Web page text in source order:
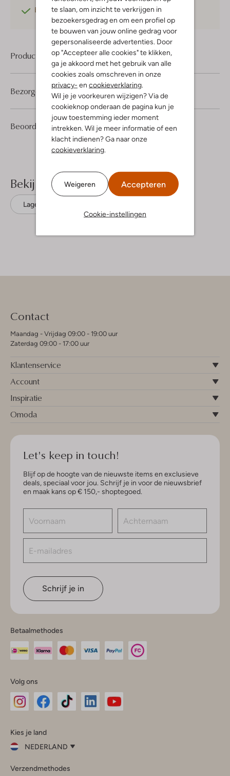
te slaan, om inzicht te verkrijgen in
bezoekersgedrag en om een profiel op
te bouwen van jouw online gedrag voor
gepersonaliseerde advertenties. Door
op "Accepteer alle cookies" te klikken,
ga je akkoord met het gebruik van alle
cookies zoals omschreven in onze
privacy- en cookieverklaring.
Wil je je voorkeuren wijzigen? Via de
cookieknop onderaan de pagina kun je
jouw toestemming ieder moment
intrekken. Wil je meer informatie of een
klacht indienen? Ga naar onze
cookieverklaring.
Weigeren Accepteren
Cookie-instellingen
Betaal achterafmet Klarna
Product informatie
Beoordelingen (2) 4/5
2
4
Sterren
Bezorgen & retourneren
Bekijk meer
Lage sneakers
Contact
Maandag - Vrijdag 09:00 - 19:00 uur
Zaterdag 09:00 - 17:00 uur
Klantenservice
Account
Inspiratie
Omoda
Let's keep in touch!
Blijf op de hoogte van de nieuwste items en exclusieve
deals, speciaal voor jou. Schrijf je in voor de nieuwsbrief
en maak kans op € 150,- shoptegoed.
Schrijf je in
Betaalmethodes
Volg ons
InstagramFacebook
Kies je land
NEDERLAND
je
Verzendmethodes